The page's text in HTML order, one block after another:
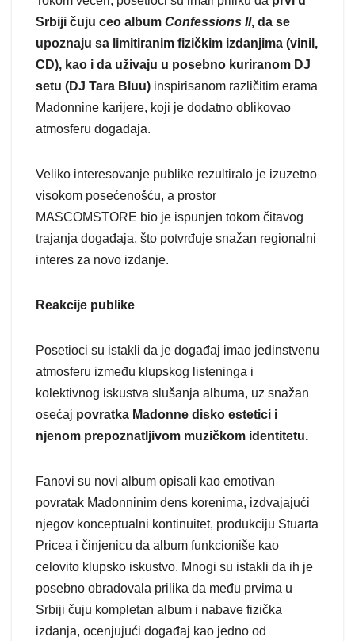
Srbiji čuju ceo album Confessions II, da se
upoznaju sa limitiranim fizičkim izdanjima (vinil,
CD), kao i da uživaju u posebno kuriranom DJ
setu (DJ Tara Bluu) inspirisanom različitim erama
Madonnine karijere, koji je dodatno oblikovao
atmosferu događaja.
Veliko interesovanje publike rezultiralo je izuzetno
visokom posećenošću, a prostor
MASCOMSTORE bio je ispunjen tokom čitavog
trajanja događaja, što potvrđuje snažan regionalni
interes za novo izdanje.
Reakcije publike
Posetioci su istakli da je događaj imao jedinstvenu
atmosferu između klupskog listeninga i
kolektivnog iskustva slušanja albuma, uz snažan
osećaj povratka Madonne disko estetici i
njenom prepoznatljivom muzičkom identitetu.
Fanovi su novi album opisali kao emotivan
povratak Madonninim dens korenima, izdvajajući
njegov konceptualni kontinuitet, produkciju Stuarta
Pricea i činjenicu da album funkcioniše kao
celovito klupsko iskustvo. Mnogi su istakli da ih je
posebno obradovala prilika da među prvima u
Srbiji čuju kompletan album i nabave fizička
izdanja, ocenjujući događaj kao jedno od